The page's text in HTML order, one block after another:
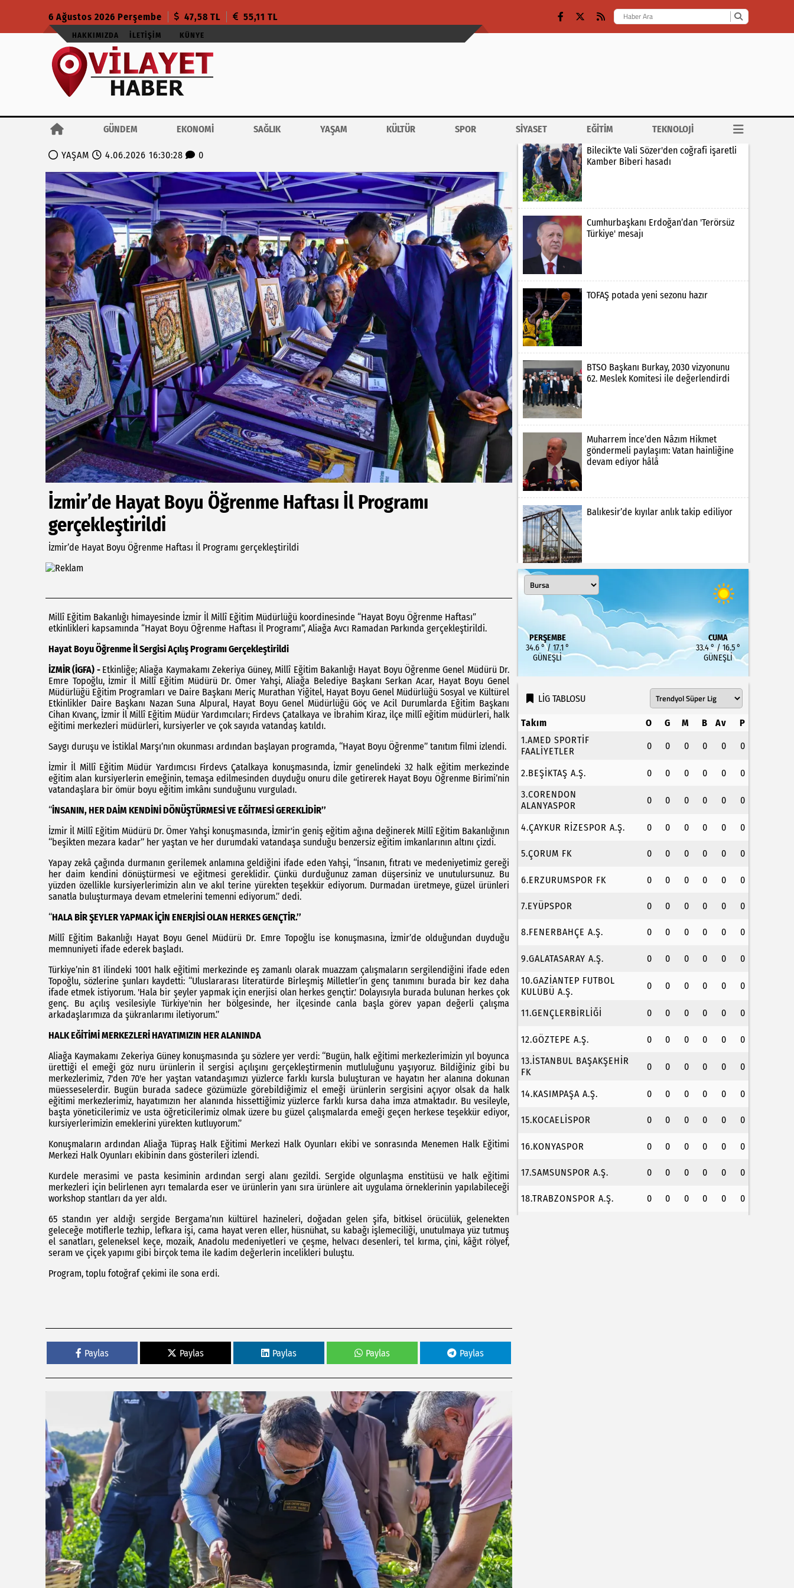
6 Ağustos 2026 Perşembe 47,58 TL 55,11 TL
HAKKIMIZDA İLETIŞIM KÜNYE
GÜNDEM EKONOMİ SAĞLIK YAŞAM KÜLTÜR SPOR SİYASET EĞİTİM TEKNOLOJİ
YAŞAM 4.06.2026 16:30:28 0
İzmir’de Hayat Boyu Öğrenme Haftası İl Programı
gerçekleştirildi
İzmir’de Hayat Boyu Öğrenme Haftası İl Programı gerçekleştirildi
Millî Eğitim Bakanlığı himayesinde İzmir İl Millî Eğitim Müdürlüğü koordinesinde “Hayat Boyu Öğrenme Haftası”
etkinlikleri kapsamında “Hayat Boyu Öğrenme Haftası İl Programı”, Aliağa Avcı Ramadan Parkında gerçekleştirildi.
Hayat Boyu Öğrenme İl Sergisi Açılış Programı Gerçekleştirildi
İZMİR (İGFA) - Etkinliğe; Aliağa Kaymakamı Zekeriya Güney, Millî Eğitim Bakanlığı Hayat Boyu Öğrenme Genel Müdürü Dr.
Emre Topoğlu, İzmir İl Millî Eğitim Müdürü Dr. Ömer Yahşi, Aliağa Belediye Başkanı Serkan Acar, Hayat Boyu Genel
Müdürlüğü Eğitim Programları ve Daire Başkanı Meriç Murathan Yiğitel, Hayat Boyu Genel Müdürlüğü Sosyal ve Kültürel
Etkinlikler Daire Başkanı Nazan Suna Alpural, Hayat Boyu Genel Müdürlüğü Göç ve Acil Durumlarda Eğitim Başkanı
Cihan Kıvanç, İzmir İl Millî Eğitim Müdür Yardımcıları; Firdevs Çatalkaya ve İbrahim Kiraz, ilçe millî eğitim müdürleri, halk
eğitimi merkezleri müdürleri, kursiyerler ve çok sayıda vatandaş katıldı.
Saygı duruşu ve İstiklal Marşı’nın okunması ardından başlayan programda, ‘‘Hayat Boyu Öğrenme’’ tanıtım filmi izlendi.
İzmir İl Millî Eğitim Müdür Yardımcısı Firdevs Çatalkaya konuşmasında, İzmir genelindeki 32 halk eğitim merkezinde
eğitim alan kursiyerlerin emeğinin, temaşa edilmesinden duyduğu onuru dile getirerek Hayat Boyu Öğrenme Birimi’nin
vatandaşlara bir ömür boyu eğitim imkânı sunduğunu vurguladı.
‘‘İNSANIN, HER DAİM KENDİNİ DÖNÜŞTÜRMESİ VE EĞİTMESİ GEREKLİDİR’’
İzmir İl Millî Eğitim Müdürü Dr. Ömer Yahşi konuşmasında, İzmir'in geniş eğitim ağına değinerek Millî Eğitim Bakanlığının
‘‘beşikten mezara kadar’’ her yaştan ve her durumdaki vatandaşa sunduğu benzersiz eğitim imkanlarının altını çizdi.
Yapay zekâ çağında durmanın gerilemek anlamına geldiğini ifade eden Yahşi, ‘‘İnsanın, fıtratı ve medeniyetimiz gereği
her daim kendini dönüştürmesi ve eğitmesi gereklidir. Çünkü durduğunuz zaman düşersiniz ve unutulursunuz. Bu
yüzden özellikle kursiyerlerimizin alın ve akıl terine yürekten teşekkür ediyorum. Durmadan üretmeye, güzel ürünleri
sanatla buluşturmaya devam etmelerini temenni ediyorum.’’ dedi.
‘‘HALA BİR ŞEYLER YAPMAK İÇİN ENERJİSİ OLAN HERKES GENÇTİR.’’
Millî Eğitim Bakanlığı Hayat Boyu Genel Müdürü Dr. Emre Topoğlu ise konuşmasına, İzmir’de olduğundan duyduğu
memnuniyeti ifade ederek başladı.
Türkiye’nin 81 ilindeki 1001 halk eğitimi merkezinde eş zamanlı olarak muazzam çalışmaların sergilendiğini ifade eden
Topoğlu, sözlerine şunları kaydetti: ‘‘Uluslararası literatürde Birleşmiş Milletler’in genç tanımını burada bir kez daha
ifade etmek istiyorum. 'Hala bir şeyler yapmak için enerjisi olan herkes gençtir.' Dolayısıyla burada bulunan herkes çok
genç. Bu açılış vesilesiyle Türkiye'nin her bölgesinde, her ilçesinde canla başla görev yapan değerli çalışma
arkadaşlarımıza da şükranlarımı iletiyorum.’’
HALK EĞİTİMİ MERKEZLERİ HAYATIMIZIN HER ALANINDA
Aliağa Kaymakamı Zekeriya Güney konuşmasında şu sözlere yer verdi: ‘‘Bugün, halk eğitimi merkezlerimizin yıl boyunca
ürettiği el emeği göz nuru ürünlerin il sergisi açılışını gerçekleştirmenin mutluluğunu yaşıyoruz. Bildiğiniz gibi bu
merkezlerimiz, 7'den 70'e her yaştan vatandaşımızı yüzlerce farklı kursla buluşturan ve hayatın her alanına dokunan
müesseselerdir. Bugün burada sadece gözümüzle görebildiğimiz el emeği ürünlerin sergisini açıyor olsak da halk
eğitimi merkezlerimiz, hayatımızın her alanında hissettiğimiz yüzlerce farklı kursa daha imza atmaktadır. Bu vesileyle,
başta yöneticilerimiz ve usta öğreticilerimiz olmak üzere bu güzel çalışmalarda emeği geçen herkese teşekkür ediyor,
kursiyerlerimizin emeklerini yürekten kutluyorum.’’
Konuşmaların ardından Aliağa Tüpraş Halk Eğitimi Merkezi Halk Oyunları ekibi ve sonrasında Menemen Halk Eğitimi
Merkezi Halk Oyunları ekibinin dans gösterileri izlendi.
Kurdele merasimi ve pasta kesiminin ardından sergi alanı gezildi. Sergide olgunlaşma enstitüsü ve halk eğitimi
merkezleri için belirlenen ayrı temalarda eser ve ürünlerin yanı sıra ürünlere ait uygulama örneklerinin yapılabileceği
workshop stantları da yer aldı.
65 standın yer aldığı sergide Bergama’nın kültürel hazineleri, doğadan gelen şifa, bitkisel örücülük, gelenekten
geleceğe motiflerle tezhip, lefkara işi, cama hayat veren eller, hüsnühat, su kabağı işlemeciliği, unutulmaya yüz tutmuş
el sanatları, geleneksel keçe, mozaik, Anadolu medeniyetleri ve çeşme, helvacı desenleri, tel kırma, çini, kâğıt rölyef,
seram ve çiçek yapımı gibi birçok tema ile kadim değerlerin incelikleri buluştu.
Program, toplu fotoğraf çekimi ile sona erdi.
Paylas Paylas Paylas Paylas Paylas
Bilecik'te Vali Sözer'den coğrafi işaretli
Kamber Biberi hasadı
Cumhurbaşkanı Erdoğan’dan 'Terörsüz
Türkiye' mesajı
TOFAŞ potada yeni sezonu hazır
BTSO Başkanı Burkay, 2030 vizyonunu
62. Meslek Komitesi ile değerlendirdi
Muharrem İnce’den Nâzım Hikmet
göndermeli paylaşım: Vatan hainliğine
devam ediyor hâlâ
Balıkesir’de kıyılar anlık takip ediliyor
PERŞEMBE
34.6 ° / 17.1 °
GÜNEŞLI
CUMA
33.4 ° / 16.5 °
GÜNEŞLI
LİG TABLOSU
Takım O G M B Av
P
1.AMED SPORTİF
FAALİYETLER
0 0 0 0 0 0
2.BEŞİKTAŞ A.Ş. 0 0 0 0 0
0
3.CORENDON
ALANYASPOR
0 0 0 0 0 0
4.ÇAYKUR RİZESPOR A.Ş. 0 0 0 0 0 0
5.ÇORUM FK 0 0 0 0 0 0
6.ERZURUMSPOR FK 0 0 0 0 0 0
7.EYÜPSPOR 0 0 0 0 0 0
8.FENERBAHÇE A.Ş. 0 0 0 0 0 0
9.GALATASARAY A.Ş. 0 0 0 0 0
0
10.GAZİANTEP FUTBOL
KULÜBÜ A.Ş.
0 0 0 0 0 0
11.GENÇLERBİRLİĞİ 0 0 0 0 0 0
12.GÖZTEPE A.Ş. 0 0 0 0 0
0
13.İSTANBUL BAŞAKŞEHİR
FK
0 0 0 0 0 0
14.KASIMPAŞA A.Ş. 0 0 0 0 0 0
15.KOCAELİSPOR 0 0 0 0 0 0
16.KONYASPOR 0 0 0 0 0 0
17.SAMSUNSPOR A.Ş. 0 0 0 0 0 0
18.TRABZONSPOR A.Ş. 0 0 0 0 0 0